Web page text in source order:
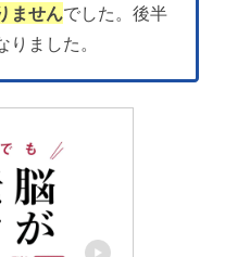
ませんでした。後半
りました。